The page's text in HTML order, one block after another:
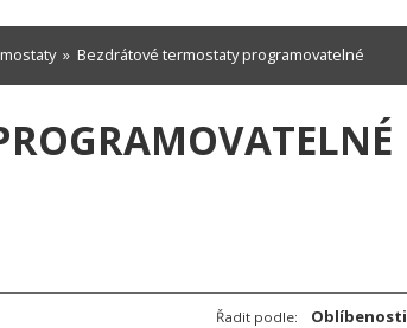
» Bezdrátové termostaty programovatelné
Řadit podle: Oblíbenosti